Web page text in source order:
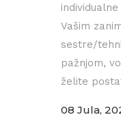
Vašim
sestre/
pažnjom,
želite
08 Jula,